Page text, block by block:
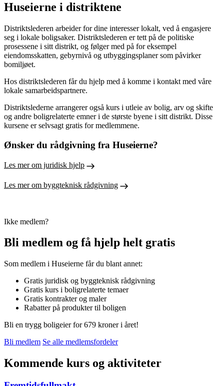
Huseierne i distriktene
Distriktslederen arbeider for dine interesser lokalt, ved å engasjere
seg i lokale boligsaker. Distriktslederen er tett på de politiske
prosessene i sitt distrikt, og følger med på for eksempel
eiendomsskatten, gebyrnivå og utbyggingsplaner som påvirker
bomiljøet.
Hos distriktslederen får du hjelp med å komme i kontakt med våre
lokale samarbeidspartnere.
Distriktslederne arrangerer også kurs i utleie av bolig, arv og skifte
og andre boligrelaterte emner i de største byene i sitt distrikt. Disse
kursene er selvsagt gratis for medlemmene.
Ønsker du rådgivning fra Huseierne?
Les mer om juridisk hjelp
Les mer om byggteknisk rådgivning
Ikke medlem?
Bli medlem og få hjelp helt gratis
Som medlem i Huseierne får du blant annet:
Gratis juridisk og byggteknisk rådgivning
Gratis kurs i boligrelaterte temaer
Gratis kontrakter og maler
Rabatter på produkter til boligen
Bli en trygg boligeier for 679 kroner i året!
Bli medlem Se alle medlemsfordeler
Kommende kurs og aktiviteter